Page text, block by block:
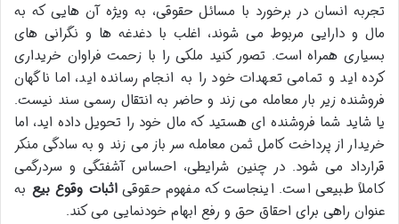
تجربه انسان در برخورد با مسائل حقوقی، به ویژه آن هایی که به
مال و دارایی مربوط می شوند، اغلب با دغدغه ها و نگرانی های
بسیاری همراه است. تصور کنید ملکی را با زحمت فراوان خریداری
کرده اید و تمامی تعهدات خود را به انجام رسانده اید، اما ناگهان
فروشنده زیر بار معامله می زند و حاضر به انتقال رسمی سند نیست.
یا شاید شما فروشنده ای هستید که مال خود را تحویل داده اید، اما
خریدار از پرداخت کامل ثمن معامله سر باز می زند و به سادگی منکر
قرارداد می شود. در چنین شرایطی، احساس آشفتگی و سردرگمی
کاملاً طبیعی است. اینجاست که مفهوم حقوقی اثبات وقوع بیع به
عنوان راهی برای احقاق حق و رفع ابهام خودنمایی می کند.